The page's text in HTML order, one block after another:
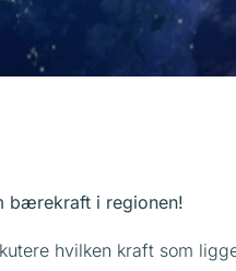
bærekraft i regionen!
hvilken kraft som